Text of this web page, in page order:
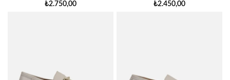
₺2.750,00 ₺2.450,00